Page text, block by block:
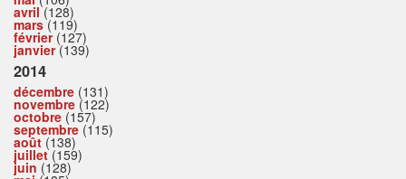
avril(128)
mars(119)
février(127)
janvier(139)
2014
décembre (131)
novembre (122)
octobre (157)
septembre (115)
août (138)
juillet(159)
juin (128)